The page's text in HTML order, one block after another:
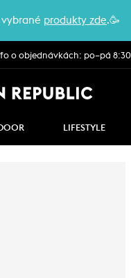
vybrané produkty zde.🥳
o objednávkách: po–pá
LIFESTYLE